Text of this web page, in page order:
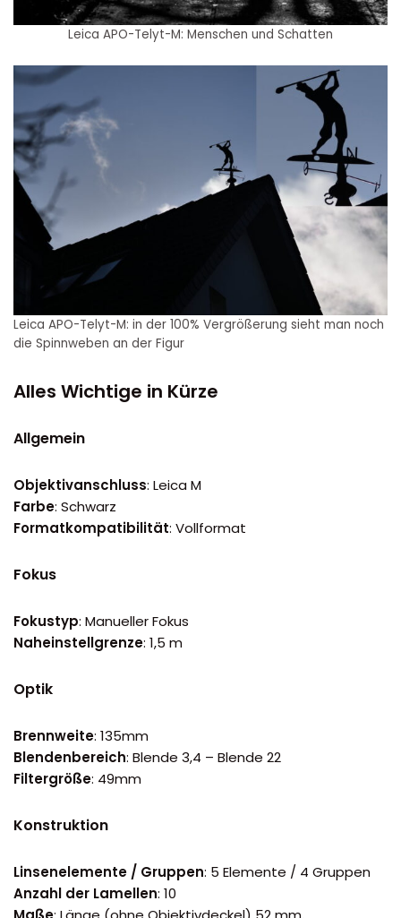
Leica APO-Telyt-M: Menschen und Schatten
Leica APO-Telyt-M: in der 100% Vergrößerung sieht man noch
die Spinnweben an der Figur
Alles Wichtige in Kürze
Allgemein
Objektivanschluss: Leica M
Farbe: Schwarz
Formatkompatibilität: Vollformat
Fokus
Fokustyp: Manueller Fokus
Naheinstellgrenze: 1,5 m
Optik
Brennweite: 135mm
Blendenbereich: Blende 3,4 – Blende 22
Filtergröße: 49mm
Konstruktion
Linsenelemente / Gruppen: 5 Elemente / 4 Gruppen
Anzahl der Lamellen: 10